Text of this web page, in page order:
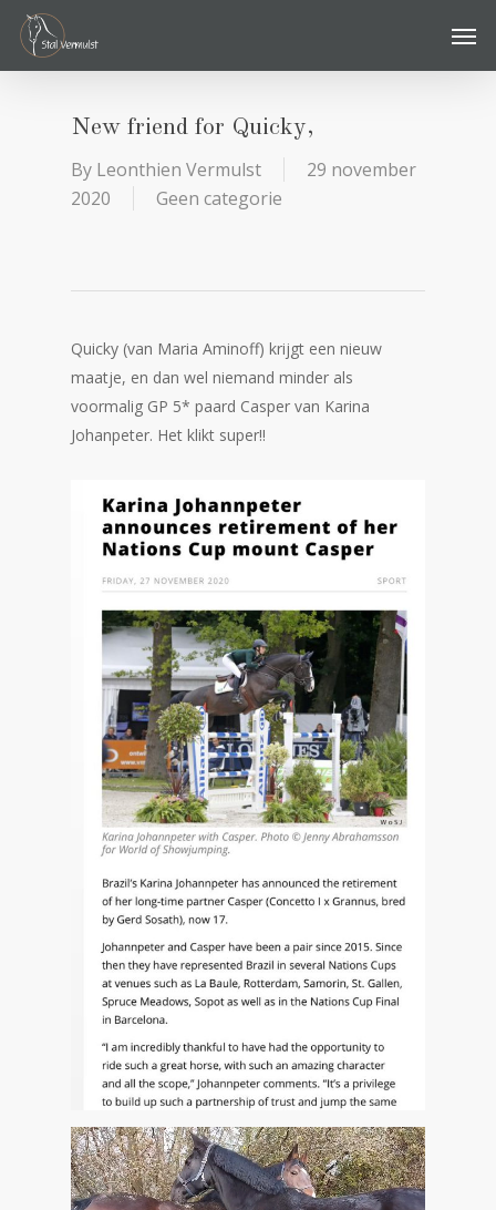
Skip
main
New friend for Quicky,
By Leonthien Vermulst
29 november
2020
Geen categorie
Quicky (van Maria Aminoff) krijgt een nieuw
maatje, en dan wel niemand minder als
voormalig GP 5* paard Casper van Karina
Johanpeter. Het klikt super!!